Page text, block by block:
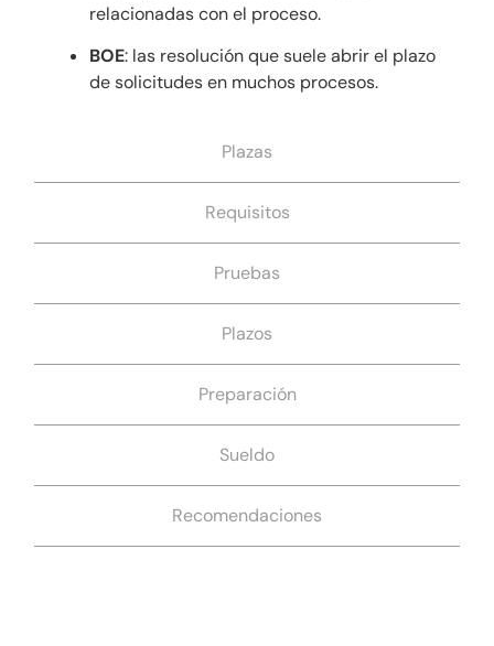
Plazas
Requisitos
Pruebas
Plazos
Preparación
Sueldo
Recomendaciones
relacionadas con el proceso.
BOE: las resolución que suele abrir el plazo
de solicitudes en muchos procesos.